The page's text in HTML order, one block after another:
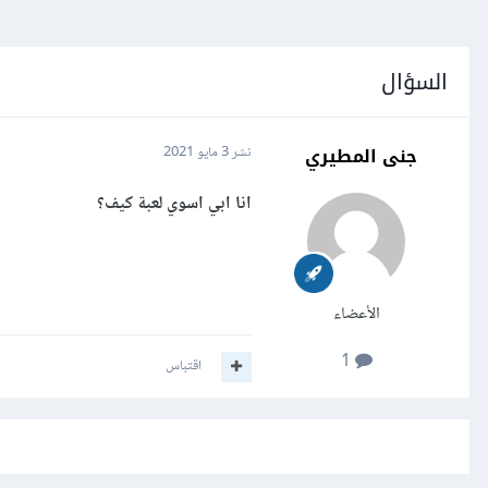
السؤال
جنى المطيري
الأعضاء
نشر3 مايو 2021
انا ابي اسوي لعبة كيف؟
اقتباس